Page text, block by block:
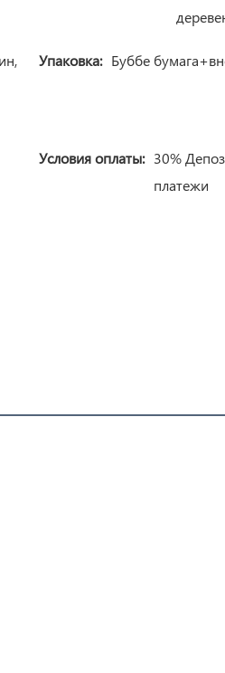
Упаковка: Буббе
Условия оплаты: 30%
платежи